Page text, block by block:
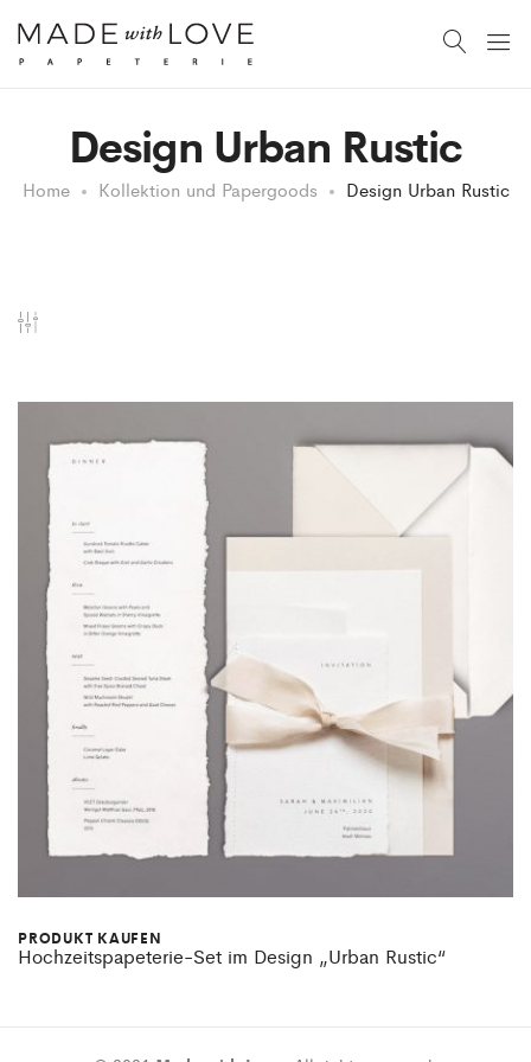
Design Urban Rustic
Home Kollektion und Papergoods Design Urban Rustic
PRODUKT KAUFEN
Hochzeitspapeterie-Set im Design „Urban Rustic“